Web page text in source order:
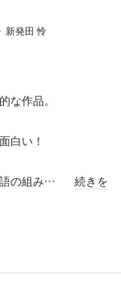
新発田 怜
な作品。
白い！
の組み…
続きを